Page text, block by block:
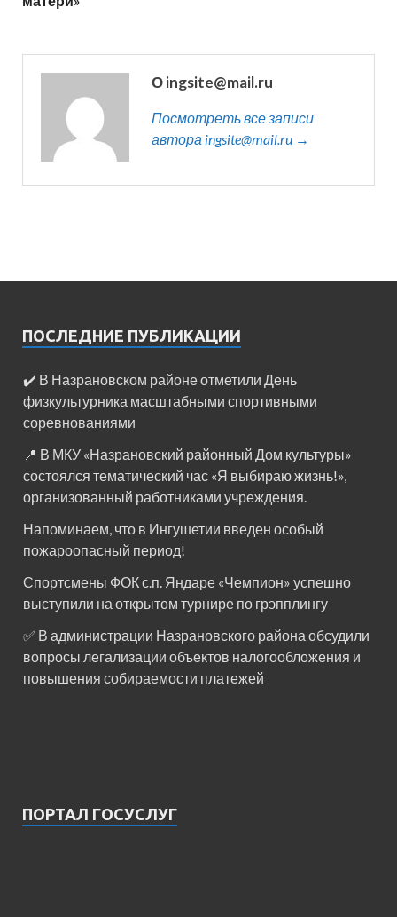
О ingsite@mail.ru
Посмотреть все записи
автора ingsite@mail.ru →
ПОСЛЕДНИЕ ПУБЛИКАЦИИ
✔️ В Назрановском районе отметили День
физкультурника масштабными спортивными
соревнованиями
📍 В МКУ «Назрановский районный Дом культуры»
состоялся тематический час «Я выбираю жизнь!»,
организованный работниками учреждения.
Напоминаем, что в Ингушетии введен особый
пожароопасный период!⁣⁣⠀
Спортсмены ФОК с.п. Яндаре «Чемпион» успешно
выступили на открытом турнире по грэпплингу
✅ В администрации Назрановского района обсудили
вопросы легализации объектов налогообложения и
повышения собираемости платежей
ПОРТАЛ ГОСУСЛУГ